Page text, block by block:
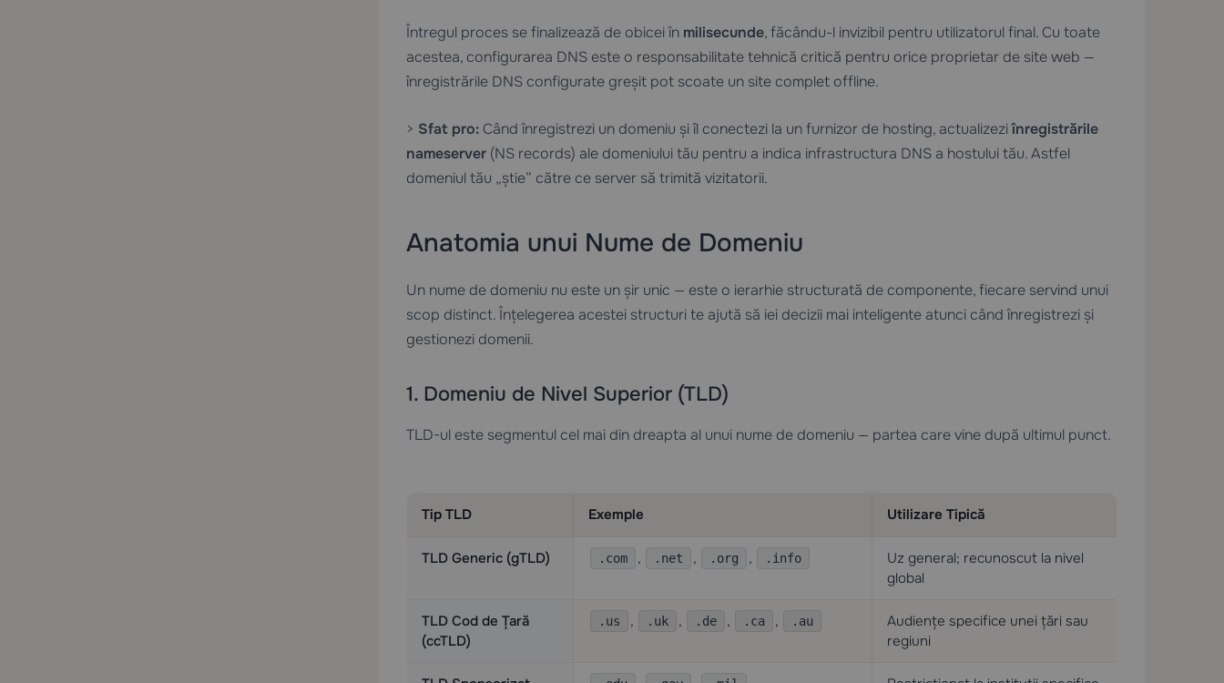
Întregul proces se finalizează de obicei în milisecunde, făcându-l invizibil pentru utilizatorul final. Cu toate
acestea, configurarea DNS este o responsabilitate tehnică critică pentru orice proprietar de site web —
înregistrările DNS configurate greșit pot scoate un site complet offline.
> Sfat pro:Când înregistrezi un domeniu și îl conectezi la un furnizor de hosting, actualizeziînregistrările
nameserver(NS records) ale domeniului tău pentru a indica infrastructura DNS a hostului tău. Astfel
domeniul tău „știe” către ce server să trimită vizitatorii.
Anatomia unui Nume de Domeniu
Un nume de domeniu nu este un șir unic — este o ierarhie structurată de componente, fiecare servind unui
scop distinct. Înțelegerea acestei structuri te ajută să iei decizii mai inteligente atunci când înregistrezi și
gestionezi domenii.
1. Domeniu de Nivel Superior (TLD)
TLD-ul este segmentul cel mai din dreapta al unui nume de domeniu — partea care vine după ultimul punct.
Tip TLD Exemple Utilizare Tipică
TLD Generic (gTLD) .com , .net , .org , .info
Uz general; recunoscut la nivel
global
TLD Cod de Țară
(ccTLD)
.us , .uk , .de , .ca , .au
Audiențe specifice unei țări sau
regiuni